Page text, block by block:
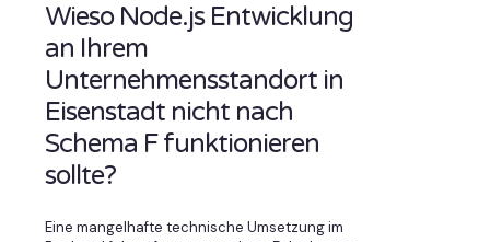
Wieso Node.js Entwicklung
an Ihrem
Unternehmensstandort in
Eisenstadt nicht nach
Schema F funktionieren
sollte?
Eine mangelhafte technische Umsetzung im